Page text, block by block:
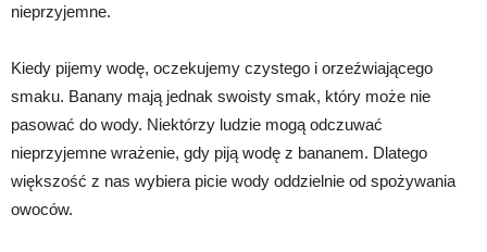
nieprzyjemne.
Kiedy pijemy wodę, oczekujemy czystego i orzeźwiającego
smaku. Banany mają jednak swoisty smak, który może nie
pasować do wody. Niektórzy ludzie mogą odczuwać
nieprzyjemne wrażenie, gdy piją wodę z bananem. Dlatego
większość z nas wybiera picie wody oddzielnie od spożywania
owoców.